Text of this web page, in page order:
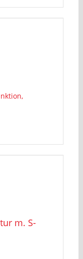
m. S-